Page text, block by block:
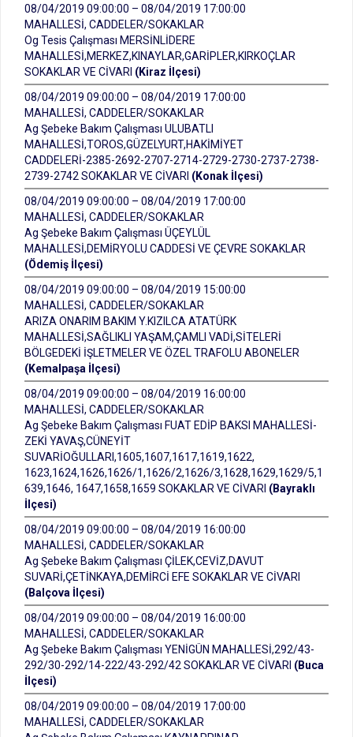
08/04/2019 09:00:00 – 08/04/2019 17:00:00
MAHALLESİ, CADDELER/SOKAKLAR
Og Tesis Çalışması MERSİNLİDERE
MAHALLESİ,MERKEZ,KINAYLAR,GARİPLER,KIRKOÇLAR
SOKAKLAR VE CİVARI (Kiraz İlçesi)
08/04/2019 09:00:00 – 08/04/2019 17:00:00
MAHALLESİ, CADDELER/SOKAKLAR
Ag Şebeke Bakım Çalışması ULUBATLI
MAHALLESİ,TOROS,GÜZELYURT,HAKİMİYET
CADDELERİ-2385-2692-2707-2714-2729-2730-2737-2738-
2739-2742 SOKAKLAR VE CİVARI (Konak İlçesi)
08/04/2019 09:00:00 – 08/04/2019 17:00:00
MAHALLESİ, CADDELER/SOKAKLAR
Ag Şebeke Bakım Çalışması ÜÇEYLÜL
MAHALLESİ,DEMİRYOLU CADDESİ VE ÇEVRE SOKAKLAR
(Ödemiş İlçesi)
08/04/2019 09:00:00 – 08/04/2019 15:00:00
MAHALLESİ, CADDELER/SOKAKLAR
ARIZA ONARIM BAKIM Y.KIZILCA ATATÜRK
MAHALLESİ,SAĞLIKLI YAŞAM,ÇAMLI VADİ,SİTELERİ
BÖLGEDEKİ İŞLETMELER VE ÖZEL TRAFOLU ABONELER
(Kemalpaşa İlçesi)
08/04/2019 09:00:00 – 08/04/2019 16:00:00
MAHALLESİ, CADDELER/SOKAKLAR
Ag Şebeke Bakım Çalışması FUAT EDİP BAKSI MAHALLESİ-
ZEKİ YAVAŞ,CÜNEYİT
SUVARİOĞULLARI,1605,1607,1617,1619,1622,
1623,1624,1626,1626/1,1626/2,1626/3,1628,1629,1629/5,1
639,1646, 1647,1658,1659 SOKAKLAR VE CİVARI (Bayraklı
İlçesi)
08/04/2019 09:00:00 – 08/04/2019 16:00:00
MAHALLESİ, CADDELER/SOKAKLAR
Ag Şebeke Bakım Çalışması ÇİLEK,CEVİZ,DAVUT
SUVARİ,ÇETİNKAYA,DEMİRCİ EFE SOKAKLAR VE CİVARI
(Balçova İlçesi)
08/04/2019 09:00:00 – 08/04/2019 16:00:00
MAHALLESİ, CADDELER/SOKAKLAR
Ag Şebeke Bakım Çalışması YENİGÜN MAHALLESİ,292/43-
292/30-292/14-222/43-292/42 SOKAKLAR VE CİVARI (Buca
İlçesi)
08/04/2019 09:00:00 – 08/04/2019 17:00:00
MAHALLESİ, CADDELER/SOKAKLAR